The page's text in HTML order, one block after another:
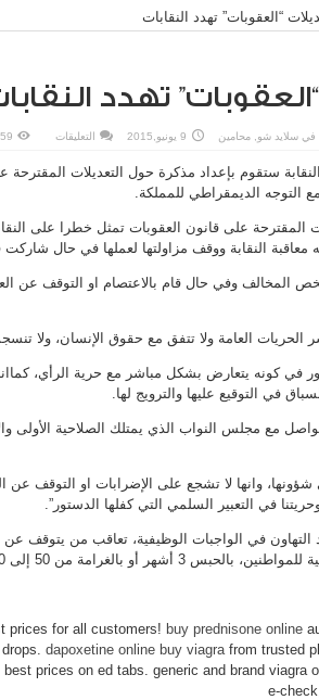
“العقوبات” تهدد النقابات
تهدد
في سلايد شو محامين 9 يونيو,2015 التعليقات
“العقوبات”
ستقوم بإعداد مذكرة حول التعديلات المقترحة
التوجه الديمقراطي للمملكة.
على قانون العقوبات تمثل خطرا على
النقابة ووقف مزاولتها لعملها في حال شاركت
المخالف وفي حال قام بالاعتصام او التوقف عن
الحريات العامة ولا تتفق مع حقوق الإنسان، ولا
في كونه يتعارض بشكل مباشر مع حرية الرأي،
في التوقيع عليها والترويج لها.
مع مجلس النواب الذي يمتلك الصلاحية الأولى
وانها لا تشجع على الإضرابات او التوقف عن
في التعبير السلمي التي كفلها الدستور”.
في الواجبات الوظيفية، تعاقب من يتوقف
أو بالغرامة من 50 إلى 200 دينار.
buy prednisone online
dapoxetine online buy viagrafrom trusted
prices on ed tabs. generic and brand viagra
e-